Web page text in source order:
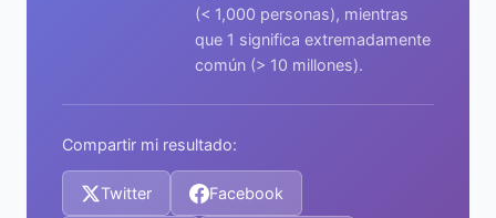
(< 1,000 personas), mientras
que 1 significa extremadamente
común (> 10 millones).
Compartir mi resultado:
Twitter Facebook